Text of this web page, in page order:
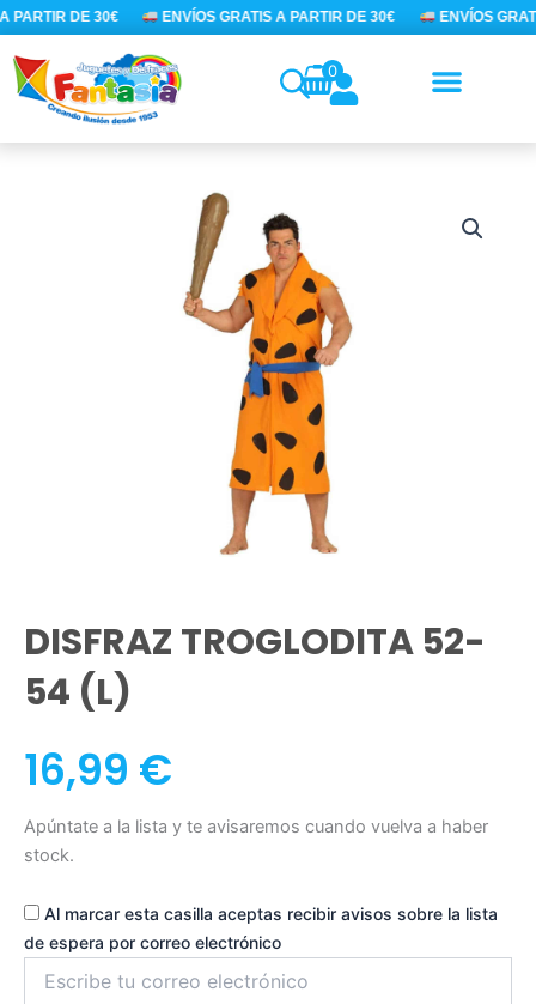
Ir
al
contenido
PARTIR DE 30€ ENVÍOS GRATIS A PARTIR DE 30€ ENVÍOS
0
DISFRAZ TROGLODITA 52-
54 (L)
16,99 €
Apúntate a la lista y te avisaremos cuando vuelva a haber
stock.
Al marcar esta casilla aceptas recibir avisos sobre la lista
de espera por correo electrónico